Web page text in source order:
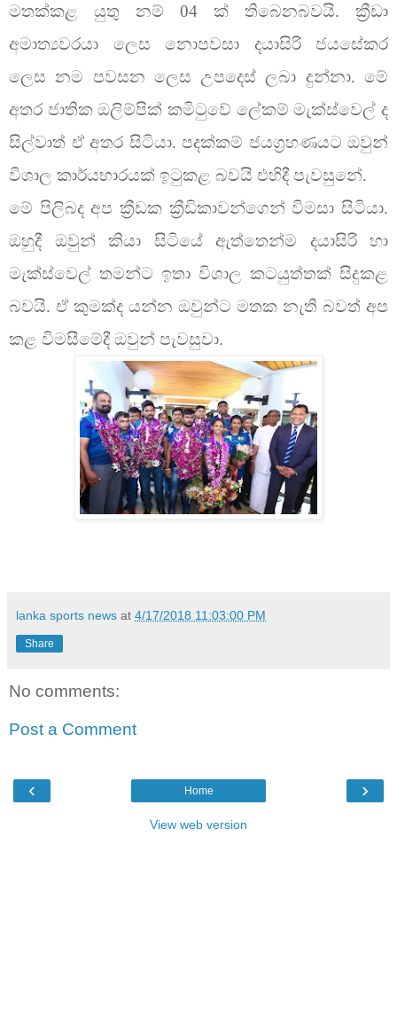
මතක්කළ යුතු නම් 04 ක් තිබෙනබවයි. ක්‍රීඩා
අමාත්‍යවරයා ලෙස නොපවසා දයාසිරි ජයසේකර
ලෙස නම පවසන ලෙස උපදෙස් ලබා දුන්නා. මේ
අතර ජාතික ඔලිම්පික් කමිටුවේ ලේකම් මැක්ස්වෙල් ද
සිල්වාත් ඒ අතර සිටියා. පදක්කම් ජයග්‍රහණයට ඔවුන්
විශාල කාර්යභාරයක් ඉටුකළ බවයි එහිදී පැවසුනේ.
මේ පිලිබද අප ක්‍රීඩක ක්‍රීඩිකාවන්ගෙන් විමසා සිටියා.
ඔහුදී ඔවුන් කියා සිටියේ ඇත්තෙන්ම දයාසිරි හා
මැක්ස්වෙල් තමන්ට ඉතා විශාල කටයුත්තක් සිදුකළ
බවයි. ඒ කුමක්ද යන්න ඔවුන්ට මතක නැති බවත් අප
කළ විමසීමේදී ඔවුන් පැවසුවා.
lanka sports news at 4/17/2018 11:03:00 PM
Share
No comments:
Post a Comment
‹ ›
Home
View web version